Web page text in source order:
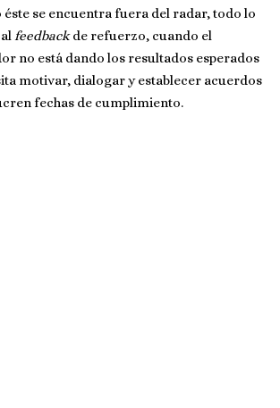
éste se encuentra fuera del radar, todo lo
feedbackde refuerzo, cuando el
no está dando los resultados esperados
motivar, dialogar y establecer acuerdos
fechas de cumplimiento.